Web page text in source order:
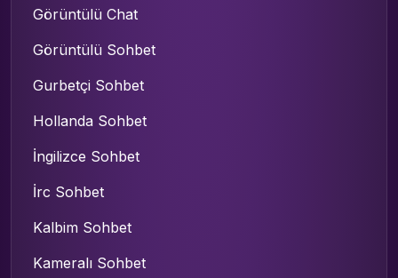
Görüntülü Chat
Görüntülü Sohbet
Gurbetçi Sohbet
Hollanda Sohbet
İngilizce Sohbet
İrc Sohbet
Kalbim Sohbet
Kameralı Sohbet